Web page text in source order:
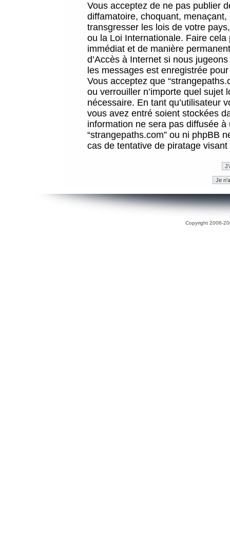
Vous acceptez de ne pas publier
diffamatoire, choquant,
transgresser les lois de votre
ou la Loi Internationale. Faire
immédiat et de manière
d’Accès à Internet si nous
les messages est enregistrée
Vous acceptez que
ou verrouiller n’importe quel sujet
nécessaire. En tant qu’utilisateur
vous avez entré soient stockées
information ne sera pas diffusée
“strangepaths.com” ou ni phpBB
cas de tentative de piratage
Copyright 2006-